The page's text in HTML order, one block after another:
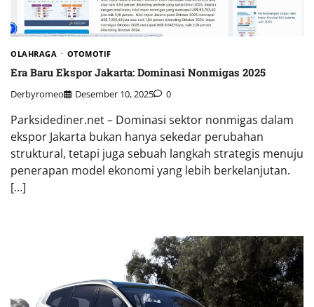
OLAHRAGA OTOMOTIF
Era Baru Ekspor Jakarta: Dominasi Nonmigas 2025
Derbyromeo Desember 10, 2025 0
Parksidediner.net – Dominasi sektor nonmigas dalam
ekspor Jakarta bukan hanya sekedar perubahan
struktural, tetapi juga sebuah langkah strategis menuju
penerapan model ekonomi yang lebih berkelanjutan.
[…]